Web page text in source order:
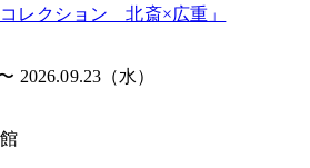
レクション 北斎×広重」
2026.09.23（水）